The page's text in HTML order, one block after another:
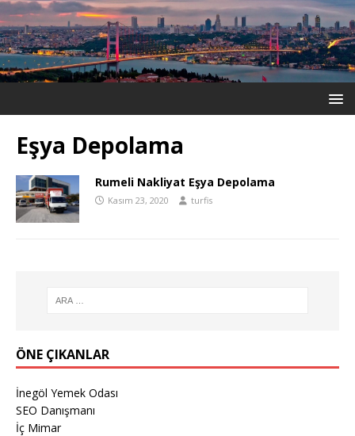
Eşya Depolama
Rumeli Nakliyat Eşya Depolama
Kasım 23, 2020 turfis
ÖNE ÇIKANLAR
İnegöl Yemek Odası
SEO Danışmanı
İç Mimar